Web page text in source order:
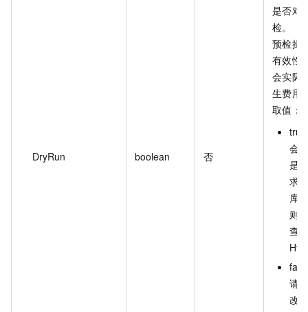
DryRun boolean 否
是否对
检。
预检操
有效性
会实际
生费用
取值：
会
是
求
库
则
查
请
改